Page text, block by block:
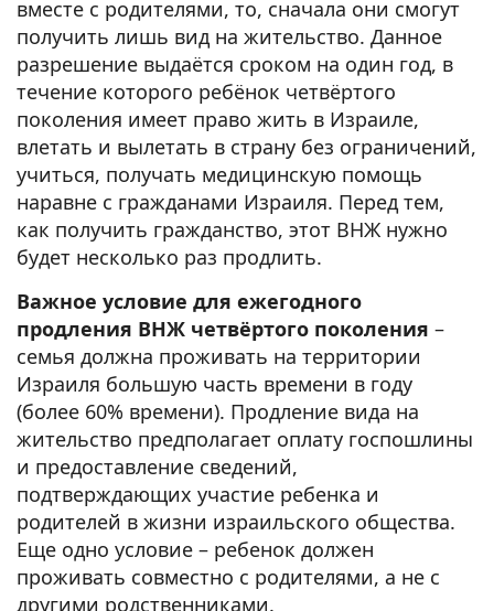
вместе с родителями, то, сначала они смогут
получить лишь вид на жительство. Данное
разрешение выдаётся сроком на один год, в
течение которого ребёнок четвёртого
поколения имеет право жить в Израиле,
влетать и вылетать в страну без ограничений,
учиться, получать медицинскую помощь
наравне с гражданами Израиля. Перед тем,
как получить гражданство, этот ВНЖ нужно
будет несколько раз продлить.
Важное условие для ежегодного
продления ВНЖ четвёртого поколения –
семья должна проживать на территории
Израиля большую часть времени в году
(более 60% времени). Продление вида на
жительство предполагает оплату госпошлины
и предоставление сведений,
подтверждающих участие ребенка и
родителей в жизни израильского общества.
Еще одно условие – ребенок должен
проживать совместно с родителями, а не с
другими родственниками.